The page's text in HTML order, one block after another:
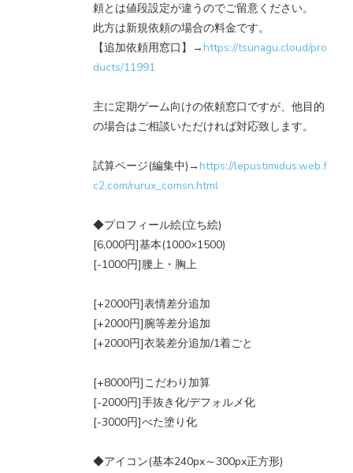
頼とは値段設定が違うのでご留意ください。
此方は新規依頼の場合の料金です。
【追加依頼用窓口】→https://tsunagu.cloud/pro
ducts/11991
主に定期ゲーム向けの依頼窓口ですが、他目的
の場合はご相談いただければ対応致します。
試算ページ(編集中)→https://lepustimidus.web.f
c2.com/rurux_comsn.html
◆プロフィール絵(立ち絵)
[6,000円]基本(1000×1500)
[-1000円]腰上・胸上
[+2000円]表情差分追加
[+2000円]腕等差分追加
[+2000円]衣装差分追加/1着ごと
[+8000円]こだわり加算
[-2000円]手抜き化/デフォルメ化
[-3000円]べた塗り化
◆アイコン(基本240px～300px正方形)